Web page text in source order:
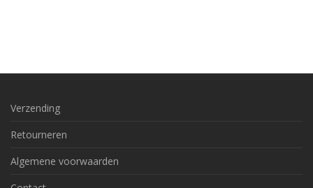
Verzending
Retourneren
Algemene voorwaarden